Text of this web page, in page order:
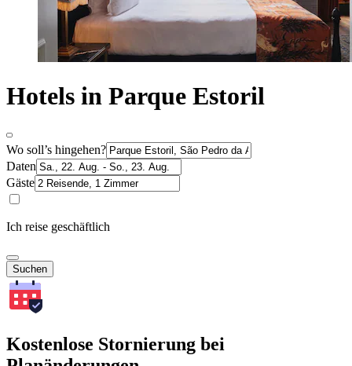
Hotels in Parque Estoril
Wo soll’s hingehen?
Daten
Gäste
Ich reise geschäftlich
Suchen
Kostenlose Stornierung bei